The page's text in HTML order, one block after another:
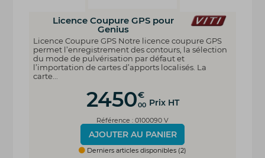
Licence Coupure GPS pour
Genius
Licence Coupure GPS Notre licence coupure GPS
permet l’enregistrement des contours, la sélection
du mode de pulvérisation par défaut et
l’importation de cartes d’apports localisés. La
carte...
2450€
00 Prix HT
Référence : 0100090 V
AJOUTER AU PANIER
Derniers articles disponibles (2)